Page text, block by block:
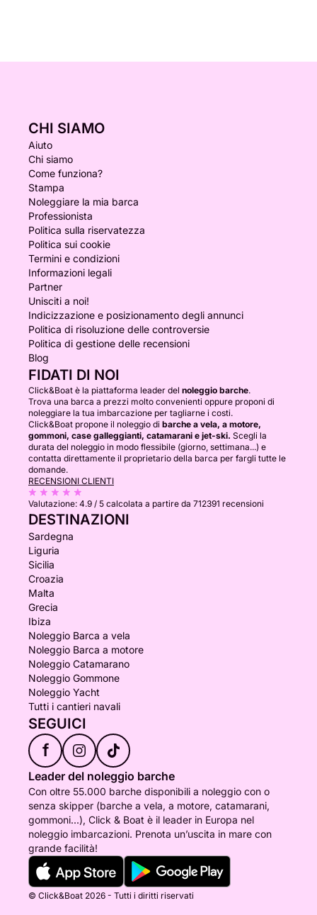
CHI SIAMO
Aiuto
Chi siamo
Come funziona?
Stampa
Noleggiare la mia barca
Professionista
Politica sulla riservatezza
Politica sui cookie
Termini e condizioni
Informazioni legali
Partner
Unisciti a noi!
Indicizzazione e posizionamento degli annunci
Politica di risoluzione delle controversie
Politica di gestione delle recensioni
Blog
FIDATI DI NOI
Click&Boat è la piattaforma leader del noleggio barche.
Trova una barca a prezzi molto convenienti oppure proponi di
noleggiare la tua imbarcazione per tagliarne i costi.
Click&Boat propone il noleggio di barche a vela, a motore,
gommoni, case galleggianti, catamarani e jet-ski. Scegli la
durata del noleggio in modo flessibile (giorno, settimana...) e
contatta direttamente il proprietario della barca per fargli tutte le
domande.
RECENSIONI CLIENTI
Valutazione: 4.9 / 5 calcolata a partire da 712391 recensioni
DESTINAZIONI
Sardegna
Liguria
Sicilia
Croazia
Malta
Grecia
Ibiza
Noleggio Barca a vela
Noleggio Barca a motore
Noleggio Catamarano
Noleggio Gommone
Noleggio Yacht
Tutti i cantieri navali
SEGUICI
f
Leader del noleggio barche
Con oltre 55.000 barche disponibili a noleggio con o
senza skipper (barche a vela, a motore, catamarani,
gommoni...), Click & Boat è il leader in Europa nel
noleggio imbarcazioni. Prenota un’uscita in mare con
grande facilità!
© Click&Boat 2026 - Tutti i diritti riservati